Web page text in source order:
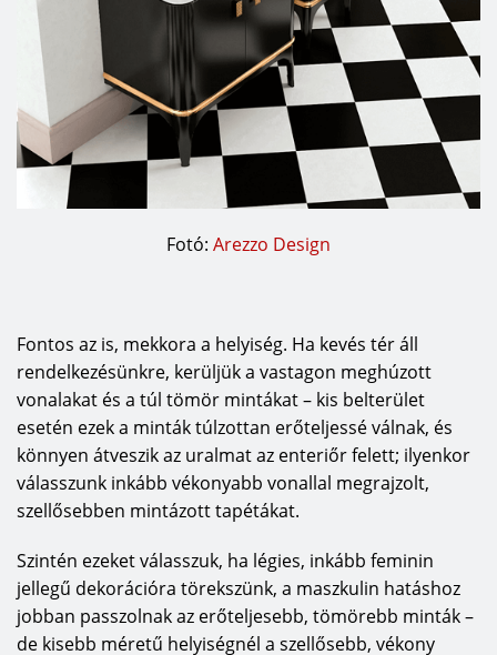
Fotó: Arezzo Design
Fontos az is, mekkora a helyiség. Ha kevés tér áll
rendelkezésünkre, kerüljük a vastagon meghúzott
vonalakat és a túl tömör mintákat – kis belterület
esetén ezek a minták túlzottan erőteljessé válnak, és
könnyen átveszik az uralmat az enteriőr felett; ilyenkor
válasszunk inkább vékonyabb vonallal megrajzolt,
szellősebben mintázott tapétákat.
Szintén ezeket válasszuk, ha légies, inkább feminin
jellegű dekorációra törekszünk, a maszkulin hatáshoz
jobban passzolnak az erőteljesebb, tömörebb minták –
de kisebb méretű helyiségnél a szellősebb, vékony